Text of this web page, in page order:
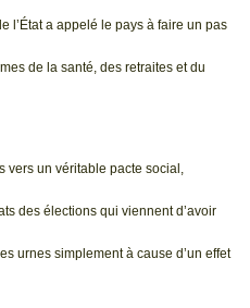
l’État a appelé le pays à faire un pas
de la santé, des retraites et du
un véritable pacte social,
des élections qui viennent d’avoir
urnes simplement à cause d’un effet